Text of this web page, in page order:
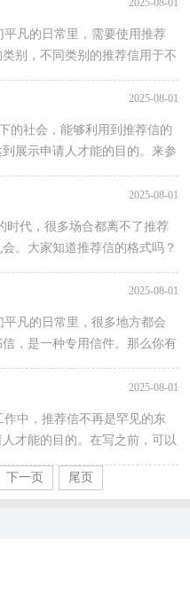
2025-08-01
凡的日常里，需要使用推荐
别，不同类别的推荐信用于不
2025-08-01
的社会，能够利用到推荐信的
展示申请人才能的目的。来参
大家收集的医...
2025-08-01
代，很多场合都离不了推荐
。大家知道推荐信的格式吗？
2025-08-01
凡的日常里，很多地方都会
，是一种专用信件。那么你有
师推荐学生的推...
2025-08-01
中，推荐信不再是罕见的东
才能的目的。在写之前，可以
下一页 尾页